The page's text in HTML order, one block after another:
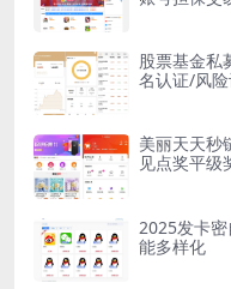
股票基金私
名认证/风
美丽天天秒
见点奖平级
2025发卡
能多样化